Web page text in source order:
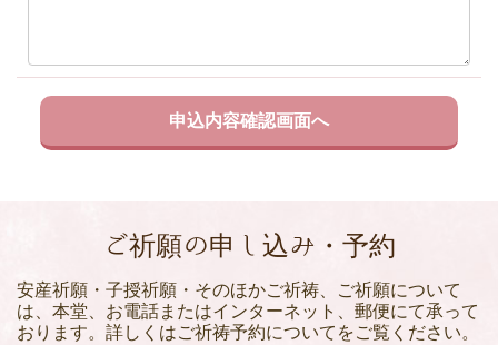
ご祈願の申し込み・予約
安産祈願・子授祈願・そのほかご祈祷、ご祈願について
は、本堂、お電話またはインターネット、郵便にて承って
おります。詳しくはご祈祷予約についてをご覧ください。